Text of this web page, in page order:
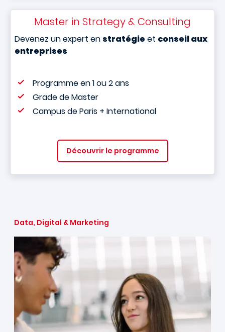
Master in Strategy & Consulting
Devenez un expert en stratégie et conseil aux
entreprises
Programme en 1 ou 2 ans
Grade de Master
Campus de Paris + International
Découvrir le programme
Data, Digital & Marketing